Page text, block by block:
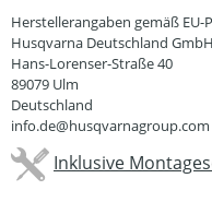
Herstellerangaben gemäß
Husqvarna Deutschland GmbH
Hans-Lorenser-Straße 40
89079 Ulm
Deutschland
info.de@husqvarnagroup.com
Inklusive